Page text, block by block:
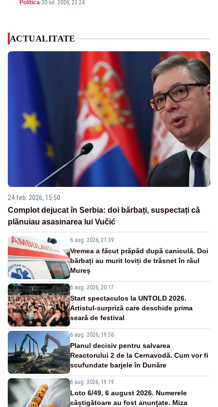
Politica-30 iul. 2026, 23:24
ACTUALITATE
24 feb. 2026, 15:50
Complot dejucat în Serbia: doi bărbați, suspectați că
plănuiau asasinarea lui Vučić
6 aug. 2026, 21:39
Vremea a făcut prăpăd după caniculă. Doi
bărbați au murit loviți de trăsnet în râul
Mureș
6 aug. 2026, 20:17
Start spectaculos la UNTOLD 2026.
Artistul-surpriză care deschide prima
seară de festival
6 aug. 2026, 19:56
Planul decisiv pentru salvarea
Reactorului 2 de la Cernavodă. Cum vor fi
scufundate barjele în Dunăre
6 aug. 2026, 19:19
Loto 6/49, 6 august 2026. Numerele
câștigătoare au fost anunțate. Miza